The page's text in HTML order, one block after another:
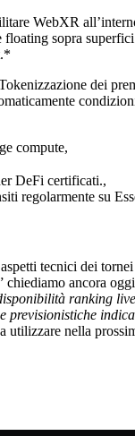
WebXR
sopra
dei
compute,
DeFi certificati.,
regolarmente su
tecnici dei
chiediamo ancora
ranking
previsionistiche
utilizzare nella